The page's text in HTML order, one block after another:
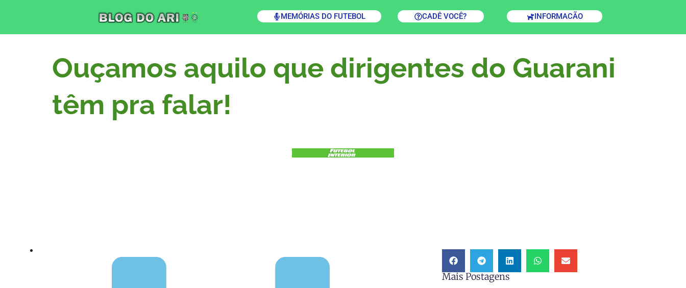
MEMÓRIAS DO FUTEBOL CADÊ VOCÊ? INFORMACÃO
Ouçamos aquilo que dirigentes do Guarani
têm pra falar!
Mais Postagens